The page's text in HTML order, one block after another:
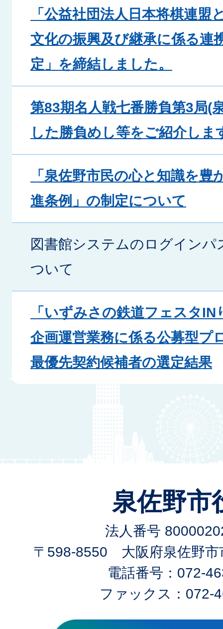
「公益社団法人日本将棋連盟
文化の振興及び継承に係る連
定」を締結しました。
第83期名人戦七番勝負第3局(
した勝負めし等をご紹介しま
「泉佐野市民の心と知識を豊
進条例」の制定について
図書館システムのログインパ
ついて
「いずみさの鉄道フェスタ
企画運営業務に係る公募型プ
最優先契約候補者の選定結果
泉佐野市
法人番号
〒598-8550 大阪府泉佐野市
電話番号：072-
ファックス：072-